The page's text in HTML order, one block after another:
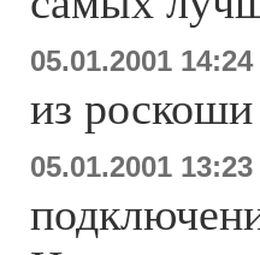
05.01.2001 14:24
из роскоши
05.01.2001 13:23